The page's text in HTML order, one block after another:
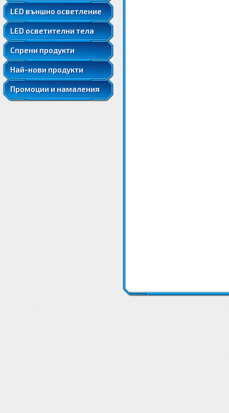
LED външно осветление
LED осветителни тела
Спрени продукти
LED ленти 5050
LED ленти 5050 RGB
LED ленти 5630
LED луни за вграждане
Най-нови продукти
Промоции и намаления